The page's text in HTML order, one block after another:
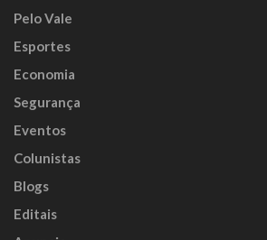
Pelo Vale
Esportes
Economia
Segurança
Eventos
Colunistas
Blogs
Editais